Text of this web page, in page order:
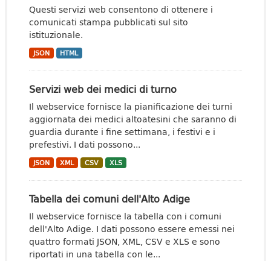
Questi servizi web consentono di ottenere i
comunicati stampa pubblicati sul sito
istituzionale.
JSON HTML
Servizi web dei medici di turno
Il webservice fornisce la pianificazione dei turni
aggiornata dei medici altoatesini che saranno di
guardia durante i fine settimana, i festivi e i
prefestivi. I dati possono...
JSON XML CSV XLS
Tabella dei comuni dell'Alto Adige
Il webservice fornisce la tabella con i comuni
dell'Alto Adige. I dati possono essere emessi nei
quattro formati JSON, XML, CSV e XLS e sono
riportati in una tabella con le...